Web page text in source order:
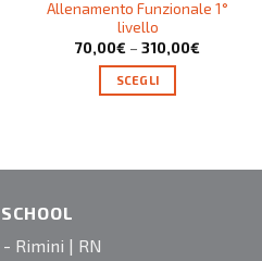
Allenamento Funzionale 1°
livello
70,00€ – 310,00€
SCEGLI
Rimini | RN